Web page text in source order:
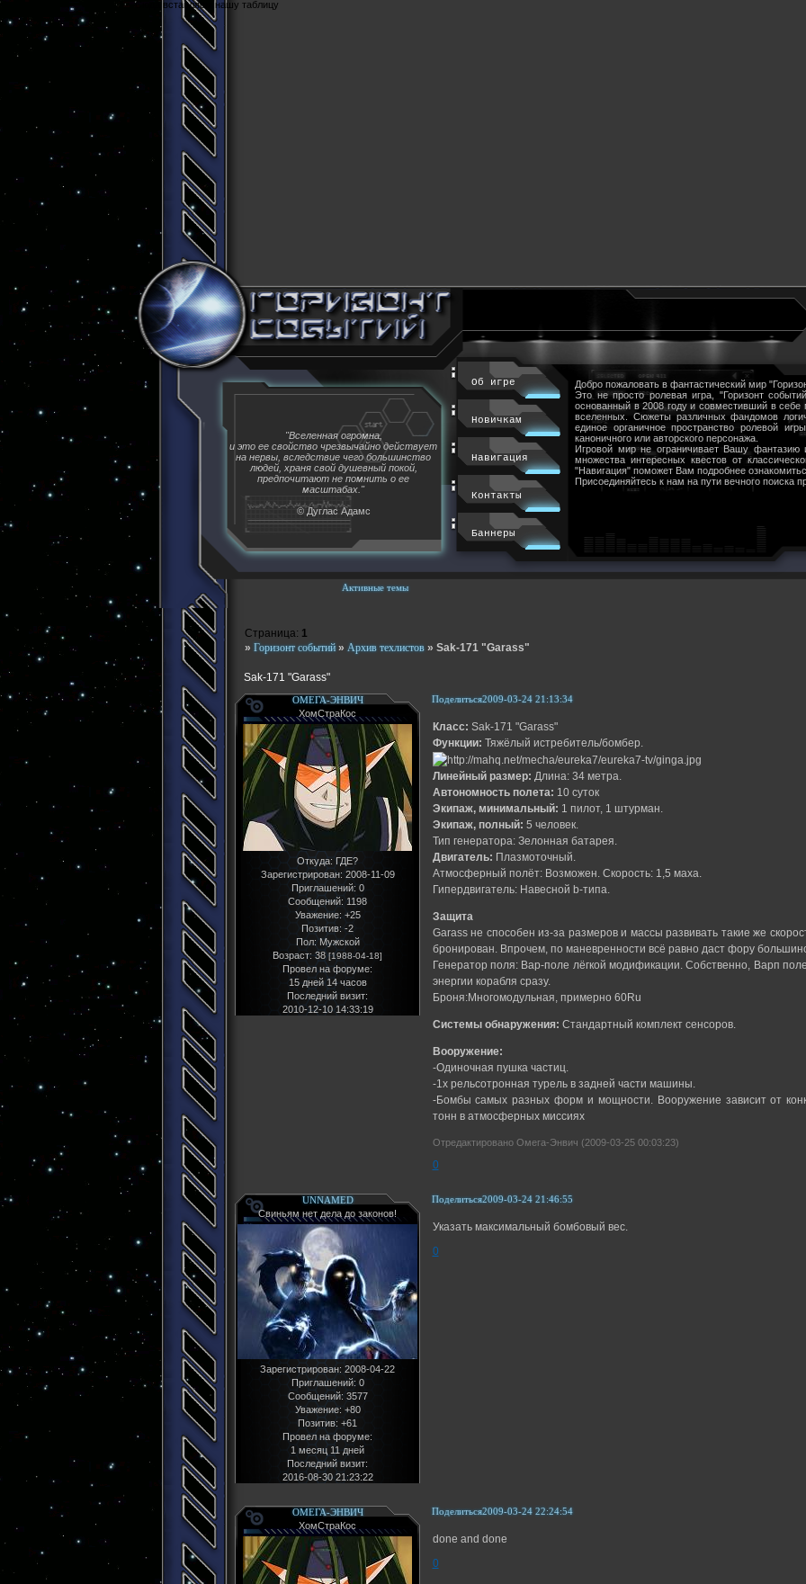
Cюда вставляем нашу таблицу
Активные темы
"Вселенная огромна,
и это ее свойство чрезвычайно действует
на нервы, вследствие чего большинство
людей, храня свой душевный покой,
предпочитают не помнить о ее
масштабах."
© Дуглас Адамс
Об игре
Новичкам
Навигация
Контакты
Баннеры
Добро пожаловать в фантастический мир
Это не просто ролевая игра, "Горизонт
основанный в 2008 году и совместивший в
вселенных. Сюжеты различных фандомов
единое органичное пространство ролевой
каноничного или авторского персонажа.
Игровой мир не ограничивает Вашу фантазию
множества интересных квестов от
"Навигация" поможет Вам подробнее
Присоединяйтесь к нам на пути вечного поиска
» Горизонт событий » Архив техлистов » Sak-171 "Garass"
Sak-171 "Garass"
Страница: 1
Поделиться2009-03-24 21:13:34
ОМЕГА-ЭНВИЧ
ХомСтраКос
Откуда: ГДЕ?
Зарегистрирован: 2008-11-09
Приглашений: 0
Сообщений: 1198
Уважение: +25
Позитив: -2
Пол: Мужской
Возраст: 38[1988-04-18]
Провел на форуме:
15 дней 14 часов
Последний визит:
2010-12-10 14:33:19
Класс: Sak-171 "Garass"
Функции: Тяжёлый истребитель/бомбер.
Линейный размер: Длина: 34 метра.
Автономность полета: 10 суток
Экипаж, минимальный: 1 пилот, 1 штурман.
Экипаж, полный: 5 человек.
Тип генератора: Зелонная батарея.
Двигатель: Плазмоточный.
Атмосферный полёт: Возможен. Скорость: 1,5 маха.
Гипердвигатель: Навесной b-типа.
Защита
Garass не способен из-за размеров и массы развивать такие же
бронирован. Впрочем, по маневренности всё равно даст фору
Генератор поля: Вар-поле лёгкой модификации. Собственно, Варп
энергии корабля сразу.
Броня:Многомодульная, примерно 60Ru
Системы обнаружения: Стандартный комплект сенсоров.
Вооружение:
-Одиночная пушка частиц.
-1х рельсотронная турель в задней части машины.
-Бомбы самых разных форм и мощности. Вооружение зависит от
тонн в атмосферных миссиях
Отредактировано Омега-Энвич (2009-03-25 00:03:23)
0
Поделиться2009-03-24 21:46:55
UNNAMED
Свиньям нет дела до законов!
Зарегистрирован: 2008-04-22
Приглашений: 0
Сообщений: 3577
Уважение: +80
Позитив: +61
Провел на форуме:
1 месяц 11 дней
Последний визит:
2016-08-30 21:23:22
Указать максимальный бомбовый вес.
0
Поделиться2009-03-24 22:24:54
ОМЕГА-ЭНВИЧ
ХомСтраКос
done and done
0